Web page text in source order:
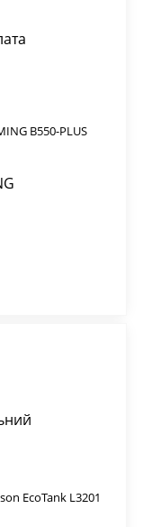
B550-PLUS
EcoTank L3201